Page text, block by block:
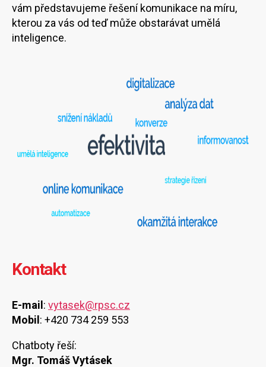
vám představujeme řešení komunikace na míru,
kterou za vás od teď může obstarávat umělá
inteligence.
Kontakt
E-mail : vytasek@rpsc.cz
Mobil : +420 734 259 553
Chatboty řeší:
Mgr. Tomáš Vytásek